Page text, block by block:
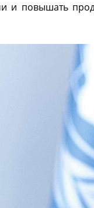
и повышать